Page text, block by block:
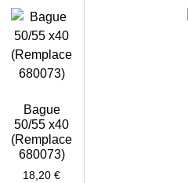
Bague
50/55 x40
(Remplace
680073)
18,20€